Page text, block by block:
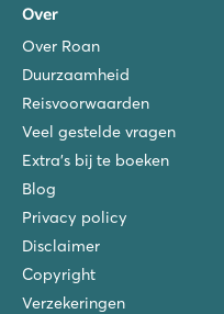
Over
Over Roan
Duurzaamheid
Reisvoorwaarden
Veel gestelde vragen
Extra's bij te boeken
Blog
Privacy policy
Disclaimer
Copyright
Verzekeringen